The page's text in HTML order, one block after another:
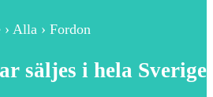
Alla › Fordon
säljes i hela Sverige